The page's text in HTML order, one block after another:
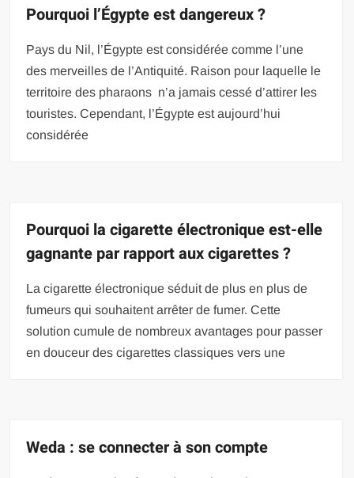
Pourquoi l’Égypte est dangereux ?
Pays du Nil, l’Égypte est considérée comme l’une
des merveilles de l’Antiquité. Raison pour laquelle le
territoire des pharaons n’a jamais cessé d’attirer les
touristes. Cependant, l’Égypte est aujourd’hui
considérée
Pourquoi la cigarette électronique est-elle
gagnante par rapport aux cigarettes ?
La cigarette électronique séduit de plus en plus de
fumeurs qui souhaitent arrêter de fumer. Cette
solution cumule de nombreux avantages pour passer
en douceur des cigarettes classiques vers une
Weda : se connecter à son compte